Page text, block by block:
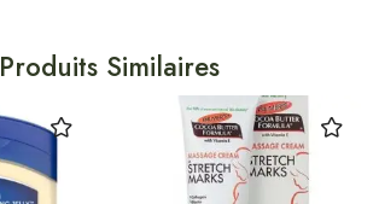
Produits Similaires